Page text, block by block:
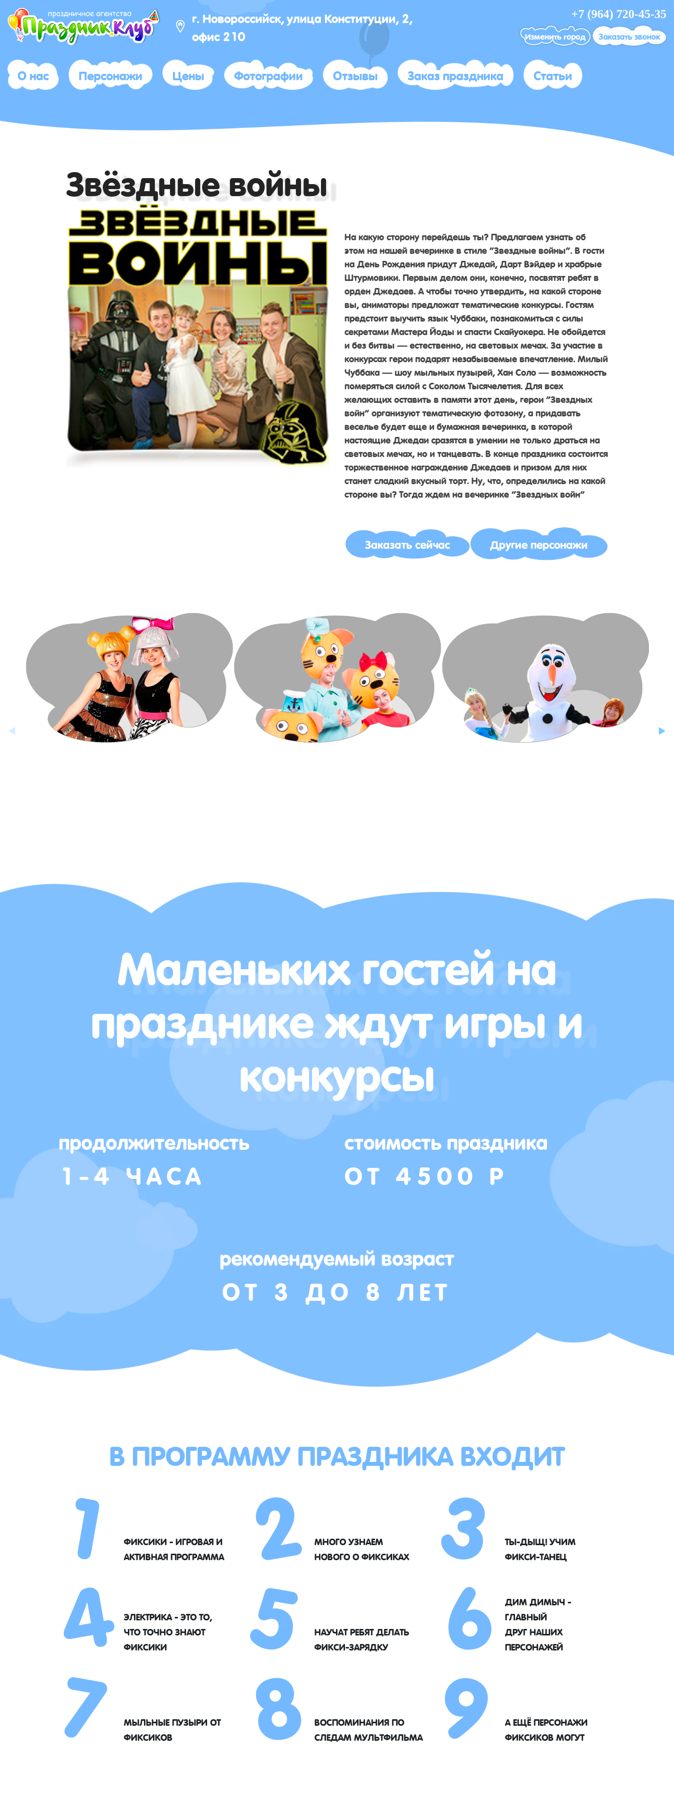
г. Новороссийск, улица Конституции, 2,
офис 210
+7 (964) 720-45-35
Изменить город Заказать звонок
О нас Персонажи Цены Фотографии Отзывы Заказ праздника Статьи
Звёздные войны
На какую сторону перейдешь ты? Предлагаем узнать об
этом на нашей вечеринке в стиле “Звездные войны”. В гости
на День Рождения придут Джедай, Дарт Вэйдер и храбрые
Штурмовики. Первым делом они, конечно, посвятят ребят в
орден Джедаев. А чтобы точно утвердить, на какой стороне
вы, аниматоры предложат тематические конкурсы. Гостям
предстоит выучить язык Чуббаки, познакомиться с силы
секретами Мастера Йоды и спасти Скайуокера. Не обойдется
и без битвы — естественно, на световых мечах. За участие в
конкурсах герои подарят незабываемые впечатление. Милый
Чуббака — шоу мыльных пузырей, Хан Соло — возможность
померяться силой с Соколом Тысячелетия. Для всех
желающих оставить в памяти этот день, герои “Звездных
войн” организуют тематическую фотозону, а придавать
веселье будет еще и бумажная вечеринка, в которой
настоящие Джедаи сразятся в умении не только драться на
световых мечах, но и танцевать. В конце праздника состоится
торжественное награждение Джедаев и призом для них
станет сладкий вкусный торт. Ну, что, определились на какой
стороне вы? Тогда ждем на вечеринке “Звездных войн”
Заказать сейчас Другие персонажи
Маленьких гостей на
празднике ждут игры и
конкурсы
продолжительность
1-4 ЧАСА
стоимость праздника
ОТ 4500 Р
рекомендуемый возраст
ОТ 3 ДО 8 ЛЕТ
В ПРОГРАММУ ПРАЗДНИКА ВХОДИТ
1ФИКСИКИ - ИГРОВАЯ И
АКТИВНАЯ ПРОГРАММА
2МНОГО УЗНАЕМ
НОВОГО О ФИКСИКАХ
3ТЫ-ДЫЩ! УЧИМ
ФИКСИ-ТАНЕЦ
4ЭЛЕКТРИКА - ЭТО ТО,
ЧТО ТОЧНО ЗНАЮТ
ФИКСИКИ
5НАУЧАТ РЕБЯТ ДЕЛАТЬ
ФИКСИ-ЗАРЯДКУ
6ДИМ ДИМЫЧ -
ГЛАВНЫЙ
ДРУГ НАШИХ
ПЕРСОНАЖЕЙ
7МЫЛЬНЫЕ ПУЗЫРИ ОТ
ФИКСИКОВ
8ВОСПОМИНАНИЯ ПО
СЛЕДАМ МУЛЬТФИЛЬМА
9А ЕЩЁ ПЕРСОНАЖИ
ФИКСИКОВ МОГУТ